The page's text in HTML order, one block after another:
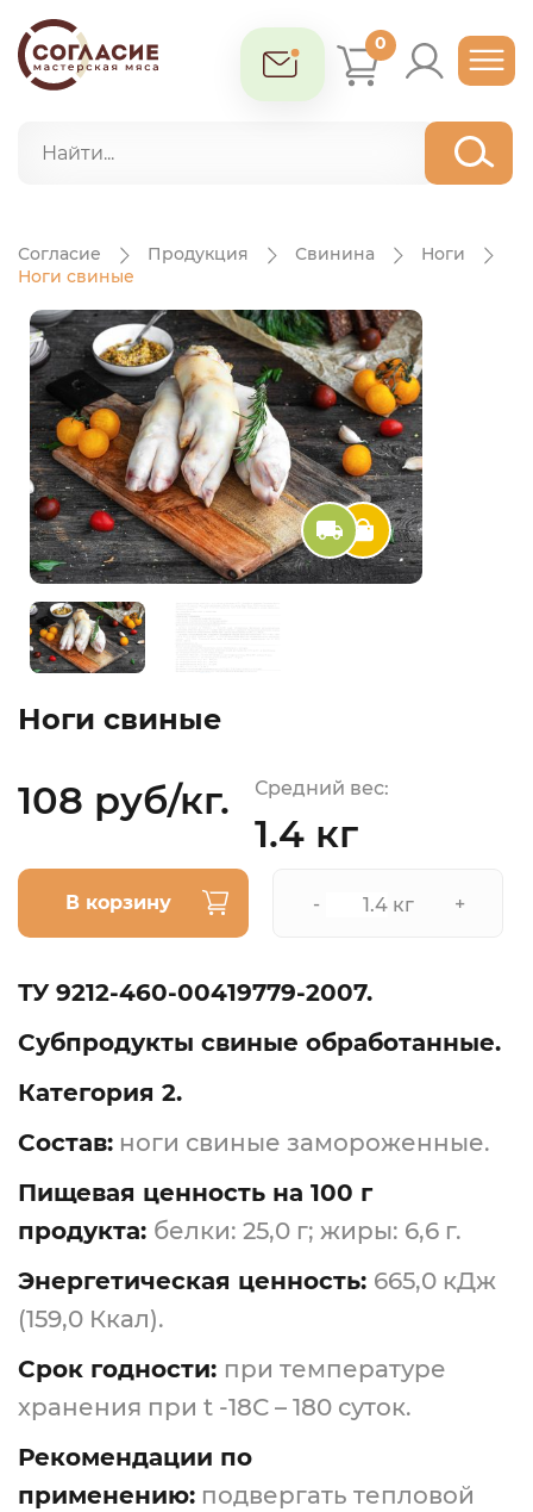
0
Согласие Продукция Свинина
Ноги
Ноги свиные
Ноги свиные
108 руб/кг. Средний вес:
1.4 кг
В корзину - кг +
ТУ 9212-460-00419779-2007.
Субпродукты свиные обработанные.
Категория 2.
Состав: ноги свиные замороженные.
Пищевая ценность на 100 г
продукта: белки: 25,0 г; жиры: 6,6 г.
Энергетическая ценность: 665,0 кДж
(159,0 Ккал).
Срок годности: при температуре
хранения при t -18С – 180 суток.
Рекомендации по
применению: подвергать тепловой